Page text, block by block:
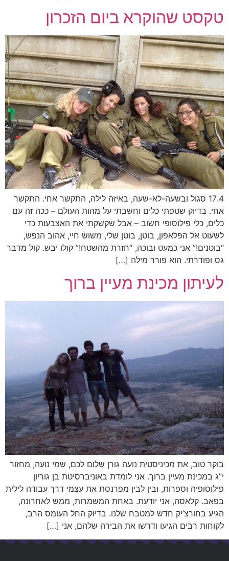
טקסט שהוקרא ביום הזכרון
17.4 סגול ובשעה-לא-שעה, באיזה לילה, התקשר אחי. התקשר
אחי. בדיוק שטפתי כלים וחשבתי על מהות העולם – ככה זה עם
כלים, כלי פילוסופי חשוב – אבל שקשקתי את האצבעות כדי
לשעוט אל הפלאפון, בוטן, בוטן שלי, משוש חיי, אהוב הנפש,
“בוטנים!” אני כמעט ובוכה, “חזרת מהשטח!” קולו יבש. קול מדבר
גס ופודרתי. הוא פורר מילה […]
לעיתון מכינת מעיין ברוך
בוקר טוב, את מכיניסטית נועה גורן שלום לכם, שמי נועה, מחזור
י”ג במכינת מעיין ברוך. אני לומדת באוניברסיטת בן גוריון
פילוסופיה וספרות, ובין לבין מפרנסת את עצמי דרך עבודה לילית
בפאב. קלאסה, אני יודעת. באחת המשמרות, ממש לאחרונה,
הגיע בחורצ’יק חדש למטבח שלנו. בדיוק החל העומס הרב,
לקוחות רבים הגיעו ודרשו את הבירה שלהם, אני […]